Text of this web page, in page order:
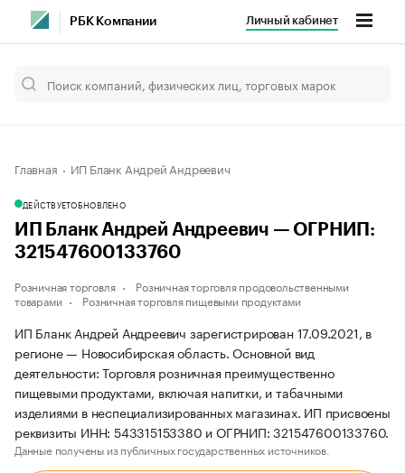
РБК Компании Личный кабинет
Главная ИП Бланк Андрей Андреевич
ДЕЙСТВУЕТОБНОВЛЕНО
ИП Бланк Андрей Андреевич — ОГРНИП:
321547600133760
Розничная торговля
Розничная торговля продовольственными
товарами
Розничная торговля пищевыми продуктами
ИП Бланк Андрей Андреевич зарегистрирован 17.09.2021, в
регионе — Новосибирская область. Основной вид
деятельности: Торговля розничная преимущественно
пищевыми продуктами, включая напитки, и табачными
изделиями в неспециализированных магазинах. ИП присвоены
реквизиты ИНН: 543315153380 и ОГРНИП: 321547600133760.
Данные получены из публичных государственных источников.